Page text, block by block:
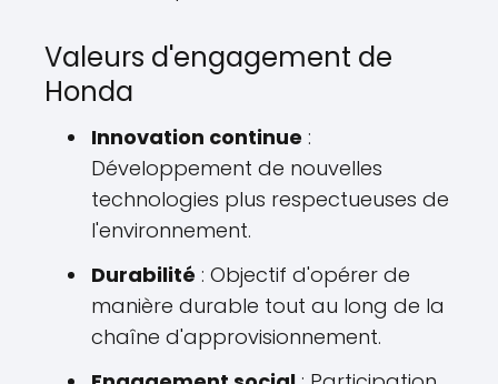
Valeurs d'engagement de
Honda
Innovation continue :
Développement de nouvelles
technologies plus respectueuses de
l'environnement.
Durabilité : Objectif d'opérer de
manière durable tout au long de la
chaîne d'approvisionnement.